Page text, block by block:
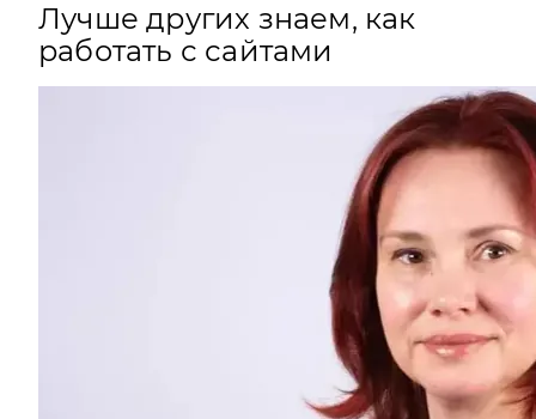
Лучше других знаем, как
работать с сайтами